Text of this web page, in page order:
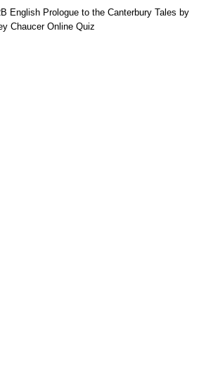
English Prologue to the Canterbury Tales by
Chaucer Online Quiz